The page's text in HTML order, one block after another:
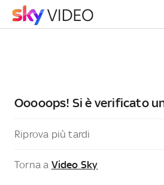
Ooooops! Si è verificato
Riprova più tardi
Torna a Video Sky